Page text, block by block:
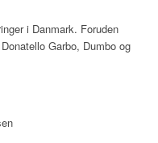
i Danmark. Foruden
Garbo, Dumbo og